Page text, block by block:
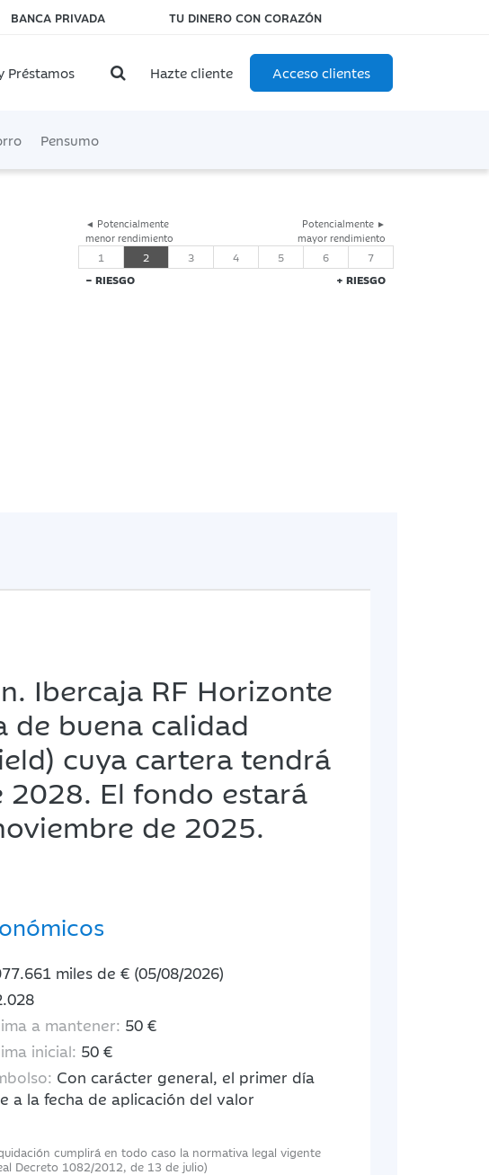
BANCA PRIVADA TU DINERO CON CORAZÓN
Préstamos Hazte cliente Acceso clientes
Pensumo
◄ Potencialmente
menor rendimiento
Potencialmente ►
mayor rendimiento
− RIESGO + RIESGO
1 2 3 4 5 6 7
Ibercaja RF Horizonte
buena calidad
cuya cartera tendrá
El fondo estará
de 2025.
miles de € (05/08/2026)
a mantener: 50 €
inicial: 50 €
Con carácter general, el primer día
a la fecha de aplicación del valor
cumplirá en todo caso la normativa legal vigente
Decreto 1082/2012, de 13 de julio)